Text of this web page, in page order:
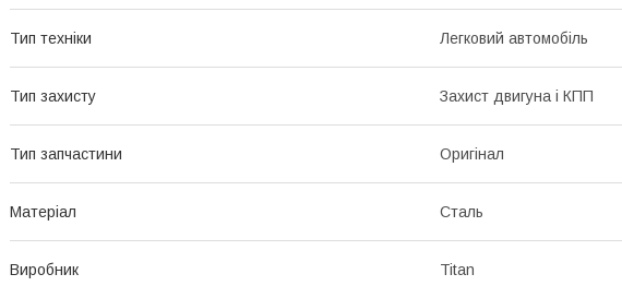
Тип техніки Легковий автомобіль
Тип захисту Захист двигуна і КПП
Тип запчастини Оригінал
Матеріал Сталь
Виробник Titan